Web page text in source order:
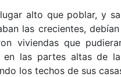
alto que poblar, y
las crecientes,
viviendas que
en las partes altas de
los techos de sus